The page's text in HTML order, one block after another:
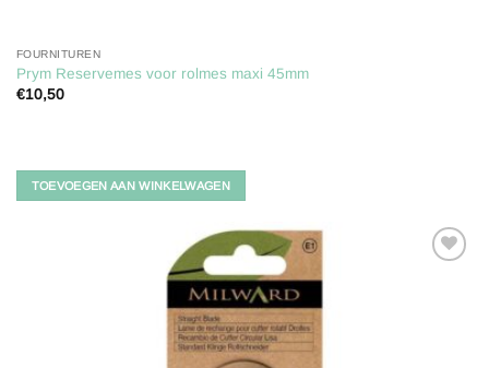
FOURNITUREN
Prym Reservemes voor rolmes maxi 45mm
€10,50
TOEVOEGEN AAN WINKELWAGEN